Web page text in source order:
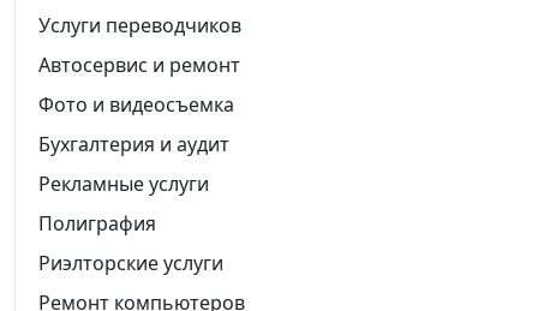
Услуги переводчиков
Автосервис и ремонт
Фото и видеосъемка
Бухгалтерия и аудит
Рекламные услуги
Полиграфия
Риэлторские услуги
Ремонт компьютеров